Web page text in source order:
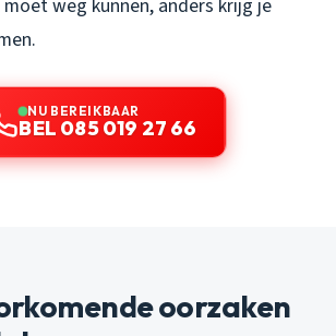
weg kunnen, anders krijg je
NU BEREIKBAAR
BEL 085 019 27 66
oorzaken